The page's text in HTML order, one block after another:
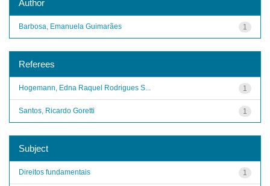
Author
1
Barbosa, Emanuela Guimarães
Referees
1
Hogemann, Edna Raquel Rodrigues S...
1
Santos, Ricardo Goretti
Subject
1
Direitos fundamentais